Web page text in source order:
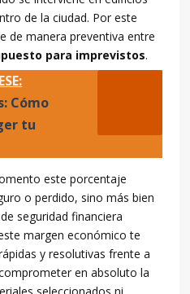
de la ciudad. Por este
de manera preventiva entre
para imprevistos.
Cómo
tu
este porcentaje
o perdido, sino más bien
seguridad financiera
margen económico te
y resolutivas frente a
en absoluto la